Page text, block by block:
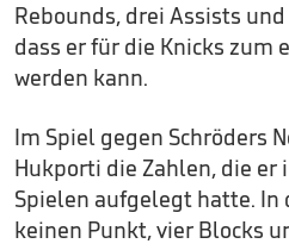
Rebounds, drei Assists
dass er für die Knicks zum
werden kann.
Im Spiel gegen Schröders
Hukporti die Zahlen, die
Spielen aufgelegt hatte. In
keinen Punkt, vier Blocks